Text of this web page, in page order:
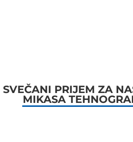
SVEČANI PRIJEM ZA
MIKASA